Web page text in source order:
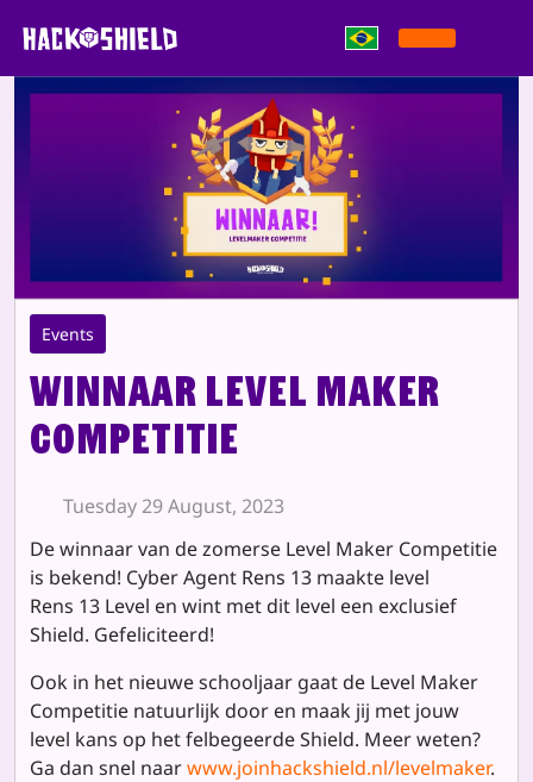
Events
Winnaar Level Maker
Competitie
Tuesday 29 August, 2023
De winnaar van de zomerse Level Maker Competitie
is bekend! Cyber Agent Rens 13 maakte level
Rens 13 Level en wint met dit level een exclusief
Shield. Gefeliciteerd!
Ook in het nieuwe schooljaar gaat de Level Maker
Competitie natuurlijk door en maak jij met jouw
level kans op het felbegeerde Shield. Meer weten?
Ga dan snel naarwww.joinhackshield.nl/levelmaker.